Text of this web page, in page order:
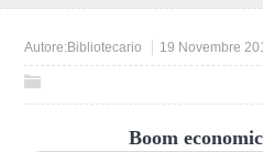
Autore:Bibliotecario 19 Novembre
Boom